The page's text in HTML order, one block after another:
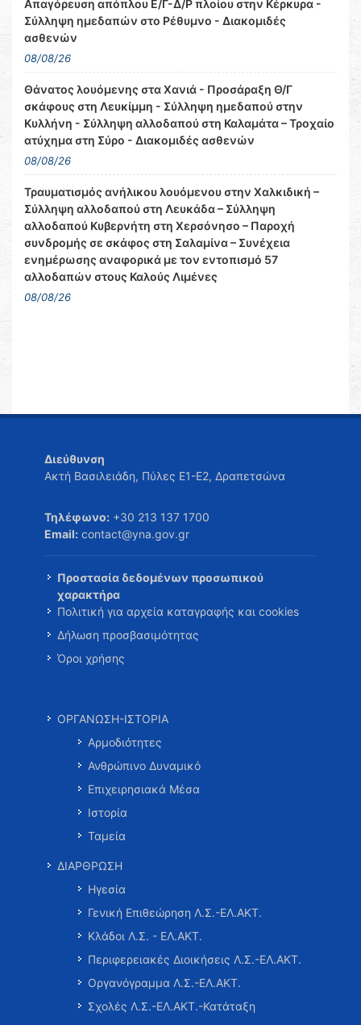
Απαγόρευση απόπλου Ε/Γ-Δ/Ρ πλοίου στην Κέρκυρα -
Σύλληψη ημεδαπών στο Ρέθυμνο - Διακομιδές
ασθενών
08/08/26
Θάνατος λουόμενης στα Χανιά - Προσάραξη Θ/Γ
σκάφους στη Λευκίμμη - Σύλληψη ημεδαπού στην
Κυλλήνη - Σύλληψη αλλοδαπού στη Καλαμάτα – Τροχαίο
ατύχημα στη Σύρο - Διακομιδές ασθενών
08/08/26
Τραυματισμός ανήλικου λουόμενου στην Χαλκιδική –
Σύλληψη αλλοδαπού στη Λευκάδα – Σύλληψη
αλλοδαπού Κυβερνήτη στη Χερσόνησο – Παροχή
συνδρομής σε σκάφος στη Σαλαμίνα – Συνέχεια
ενημέρωσης αναφορικά με τον εντοπισμό 57
αλλοδαπών στους Καλούς Λιμένες
08/08/26
Διεύθυνση
Ακτή Βασιλειάδη, Πύλες Ε1-Ε2, Δραπετσώνα
Τηλέφωνο: +30 213 137 1700
Email: contact@yna.gov.gr
Προστασία δεδομένων προσωπικού
χαρακτήρα
Πολιτική για αρχεία καταγραφής και cookies
Δήλωση προσβασιμότητας
Όροι χρήσης
ΟΡΓΑΝΩΣΗ-ΙΣΤΟΡΙΑ
Αρμοδιότητες
Ανθρώπινο Δυναμικό
Επιχειρησιακά Μέσα
Ιστορία
Ταμεία
ΔΙΑΡΘΡΩΣΗ
Ηγεσία
Γενική Επιθεώρηση Λ.Σ.-ΕΛ.ΑΚΤ.
Κλάδοι Λ.Σ. - ΕΛ.ΑΚΤ.
Περιφερειακές Διοικήσεις Λ.Σ.-ΕΛ.ΑΚΤ.
Οργανόγραμμα Λ.Σ.-ΕΛ.ΑΚΤ.
Σχολές Λ.Σ.-ΕΛ.ΑΚΤ.-Κατάταξη